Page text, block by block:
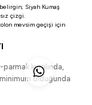
Siyah Kumaş
çizgi.
mevsim geçişi için
kuralında,
olduğunda